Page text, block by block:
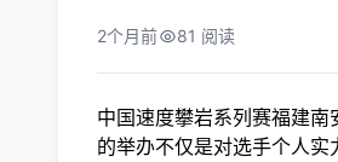
2个月前 81 阅读
中国速度攀岩系列赛福建
的举办不仅是对选手个人